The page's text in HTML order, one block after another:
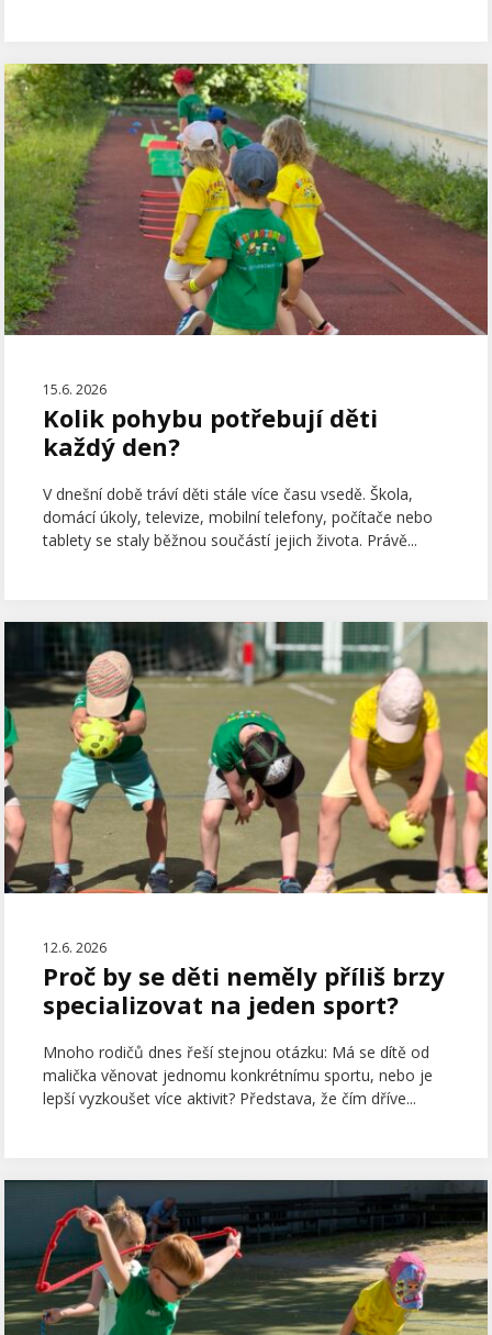
15.6. 2026
Kolik pohybu potřebují děti
každý den?
V dnešní době tráví děti stále více času vsedě. Škola,
domácí úkoly, televize, mobilní telefony, počítače nebo
tablety se staly běžnou součástí jejich života. Právě...
12.6. 2026
Proč by se děti neměly příliš brzy
specializovat na jeden sport?
Mnoho rodičů dnes řeší stejnou otázku: Má se dítě od
malička věnovat jednomu konkrétnímu sportu, nebo je
lepší vyzkoušet více aktivit? Představa, že čím dříve...